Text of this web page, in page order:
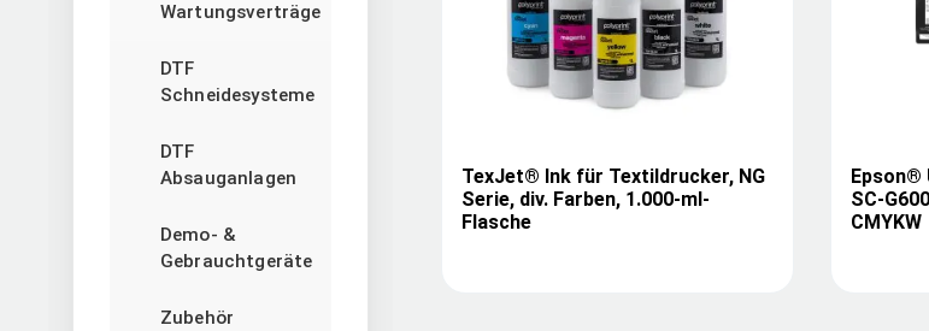
Wartungsverträge
DTF
Schneidesysteme
DTF
Absauganlagen
Demo- &
Gebrauchtgeräte
Zubehör
TexJet® Ink für Textildrucker, NG
Serie, div. Farben, 1.000-ml-
Flasche
Epson®
SC-
CMYKW